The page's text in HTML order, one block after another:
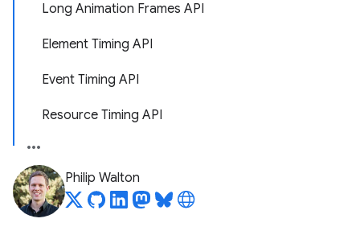
Long Animation Frames API
Element Timing API
Event Timing API
Resource Timing API
Philip Walton